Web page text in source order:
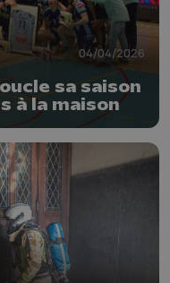
04/04/2026
sa saison
à la maison